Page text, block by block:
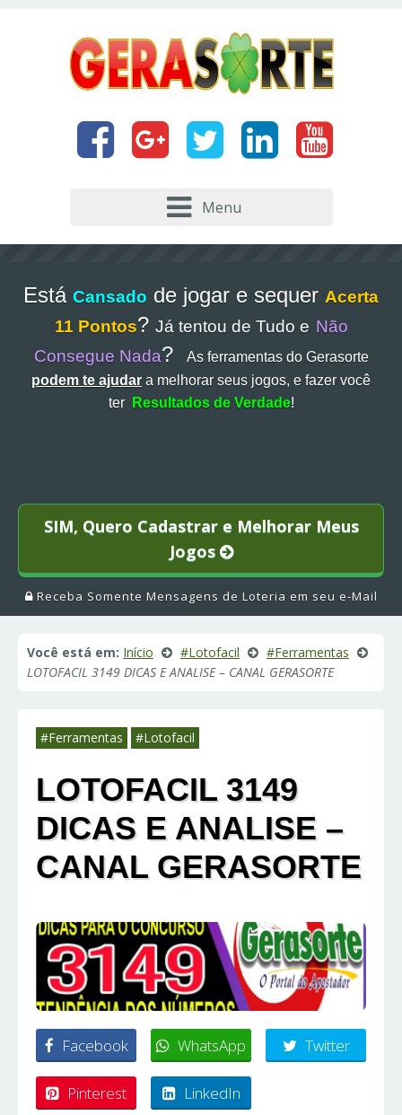
Menu
Está Cansado de jogar e sequer Acerta
11 Pontos? Já tentou de Tudo e Não
Consegue Nada?
As ferramentas do Gerasorte
podem te ajudar a melhorar seus jogos, e fazer você
ter
Resultados de Verdade!
SIM, Quero Cadastrar e Melhorar Meus
Jogos
Receba Somente Mensagens de Loteria em seu e-Mail
Você está em: Início #Lotofacil
#Ferramentas
LOTOFACIL 3149 DICAS E ANALISE – CANAL GERASORTE
#Ferramentas #Lotofacil
LOTOFACIL 3149
DICAS E ANALISE –
CANAL GERASORTE
Facebook WhatsApp Twitter
Pinterest LinkedIn